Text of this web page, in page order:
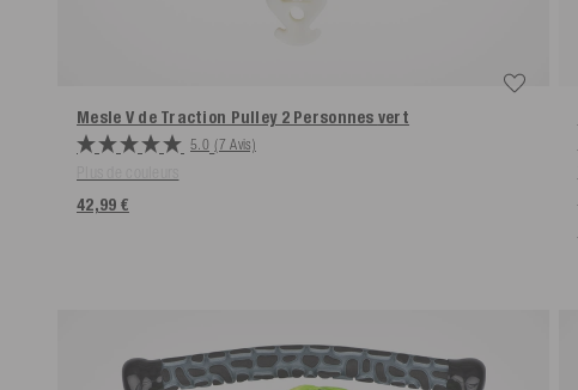
Mesle V de Traction Pulley 2 Personnes vert
5.0 (7 Avis)
42,99 €